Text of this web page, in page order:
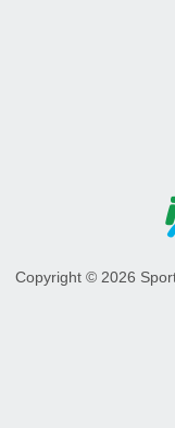
Copyright © 2026